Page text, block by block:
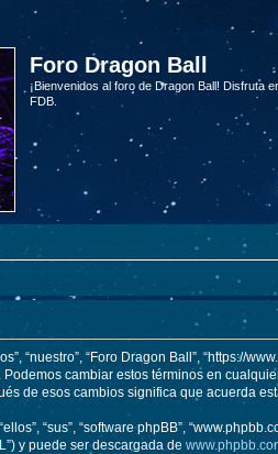
Foro Dragon Ball
¡Bienvenidos al foro de Dragon Ball! Disfruta
FDB.
“nuestro”, “Foro Dragon Ball”, “https://
cambiar estos términos en
de esos cambios significa que acuerda
“sus”, “software phpBB”,
y puede ser descargada de